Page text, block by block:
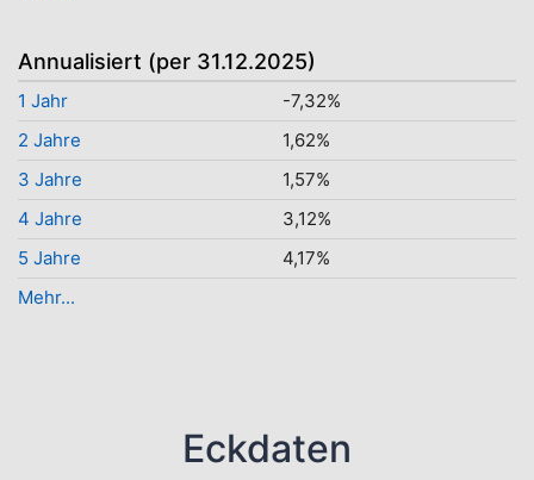
Annualisiert (per 31.12.2025)
1 Jahr
-7,32%
2 Jahre
1,62%
3 Jahre
1,57%
4 Jahre
3,12%
5 Jahre
4,17%
Mehr...
Eckdaten